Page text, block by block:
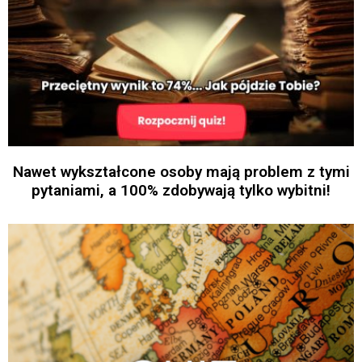
Nawet wykształcone osoby mają problem z tymi
pytaniami, a 100% zdobywają tylko wybitni!